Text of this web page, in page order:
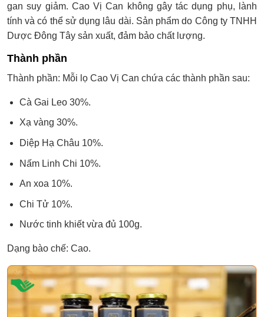
gan suy giảm. Cao Vị Can không gây tác dụng phụ, lành
tính và có thể sử dụng lâu dài. Sản phẩm do Công ty TNHH
Dược Đông Tây sản xuất, đảm bảo chất lượng.
Thành phần
Thành phần: Mỗi lọ Cao Vị Can chứa các thành phần sau:
Cà Gai Leo 30%.
Xạ vàng 30%.
Diệp Hạ Châu 10%.
Nấm Linh Chi 10%.
An xoa 10%.
Chi Tử 10%.
Nước tinh khiết vừa đủ 100g.
Dạng bào chế: Cao.